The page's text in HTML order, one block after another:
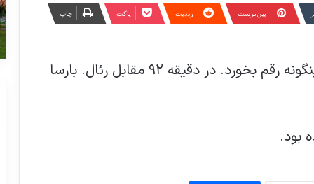
‫پین‌ترست ‫رددیت پاکت چاپ
دست تقدیر بود که پانصدمین گل مسی اینگونه رقم بخورد. در دقیقه ۹۲ مقابل رئال. بارسا